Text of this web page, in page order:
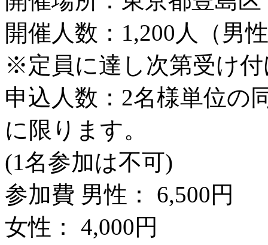
開催人数：1,200人（男
※定員に達し次第受け
申込人数：2名様単位の
に限ります。
(1名参加は不可)
参加費 男性： 6,500円
女性： 4,000円